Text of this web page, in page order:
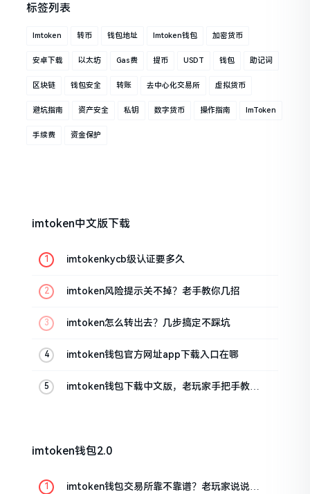
标签列表
Imtoken 转币 钱包地址 Imtoken钱包 加密货币
安卓下载 以太坊 Gas费 提币 USDT 钱包 助记词
区块链 钱包安全 转账 去中心化交易所 虚拟货币
避坑指南 资产安全 私钥 数字货币 操作指南 ImToken
手续费 资金保护
imtoken中文版下载
imtokenkycb级认证要多久
imtoken风险提示关不掉？老手教你几招
imtoken怎么转出去？几步搞定不踩坑
imtoken钱包官方网址app下载入口在哪
imtoken钱包下载中文版，老玩家手把手教你
imtoken钱包2.0
imtoken钱包交易所靠不靠谱？老玩家说说心